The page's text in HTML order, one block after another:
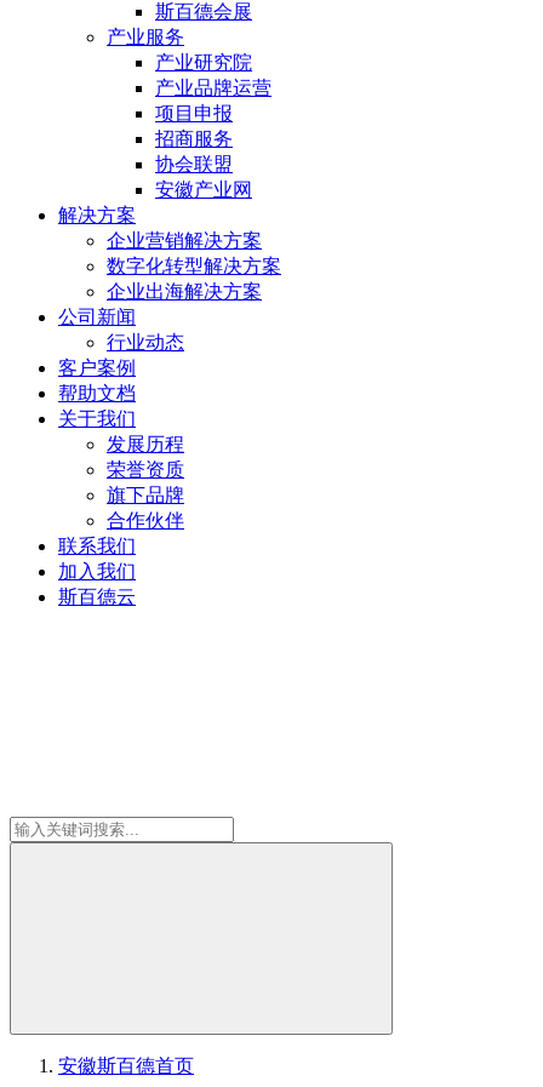
斯百德会展
产业服务
产业研究院
产业品牌运营
项目申报
招商服务
协会联盟
安徽产业网
解决方案
企业营销解决方案
数字化转型解决方案
企业出海解决方案
公司新闻
行业动态
客户案例
帮助文档
关于我们
发展历程
荣誉资质
旗下品牌
合作伙伴
联系我们
加入我们
斯百德云
安徽斯百德首页